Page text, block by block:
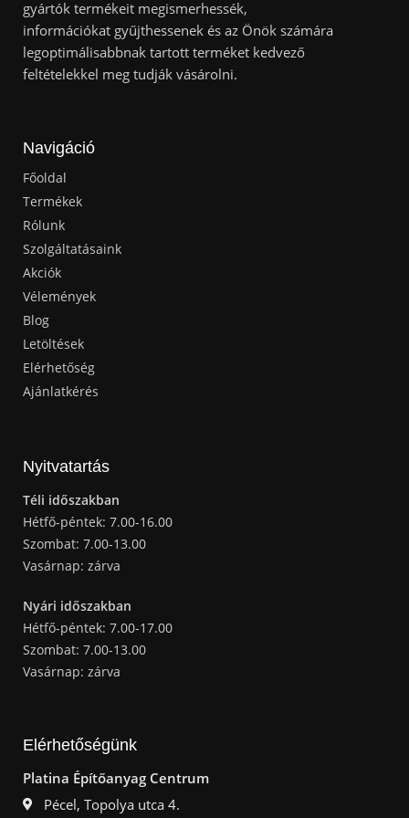
gyártók termékeit megismerhessék,
információkat gyűjthessenek és az Önök számára
legoptimálisabbnak tartott terméket kedvező
feltételekkel meg tudják vásárolni.
Navigáció
Főoldal
Termékek
Rólunk
Szolgáltatásaink
Akciók
Vélemények
Blog
Letöltések
Elérhetőség
Ajánlatkérés
Nyitvatartás
Téli időszakban
Hétfő-péntek: 7.00-16.00
Szombat: 7.00-13.00
Vasárnap: zárva
Nyári időszakban
Hétfő-péntek: 7.00-17.00
Szombat: 7.00-13.00
Vasárnap: zárva
Elérhetőségünk
Platina Építőanyag Centrum
Pécel, Topolya utca 4.